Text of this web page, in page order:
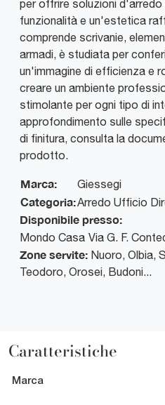
per offrire soluzioni
funzionalità e un'estetica
comprende scrivanie,
armadi, è studiata per
un'immagine di efficienza e
creare un ambiente
stimolante per ogni tipo di
approfondimento sulle
di finitura, consulta la
prodotto.
Marca: Giessegi
Categoria:Arredo Ufficio
Disponibile presso:
Mondo Casa Via G. F.
Zone servite: Nuoro, Olbia,
Teodoro, Orosei, Budoni...
Caratteristiche
Marca